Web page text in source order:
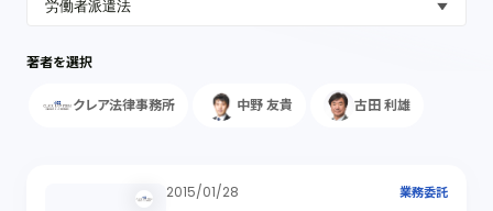
著者を選択
クレア法律事務所 中野 友貴 古田 利雄
2015/01/28 業務委託